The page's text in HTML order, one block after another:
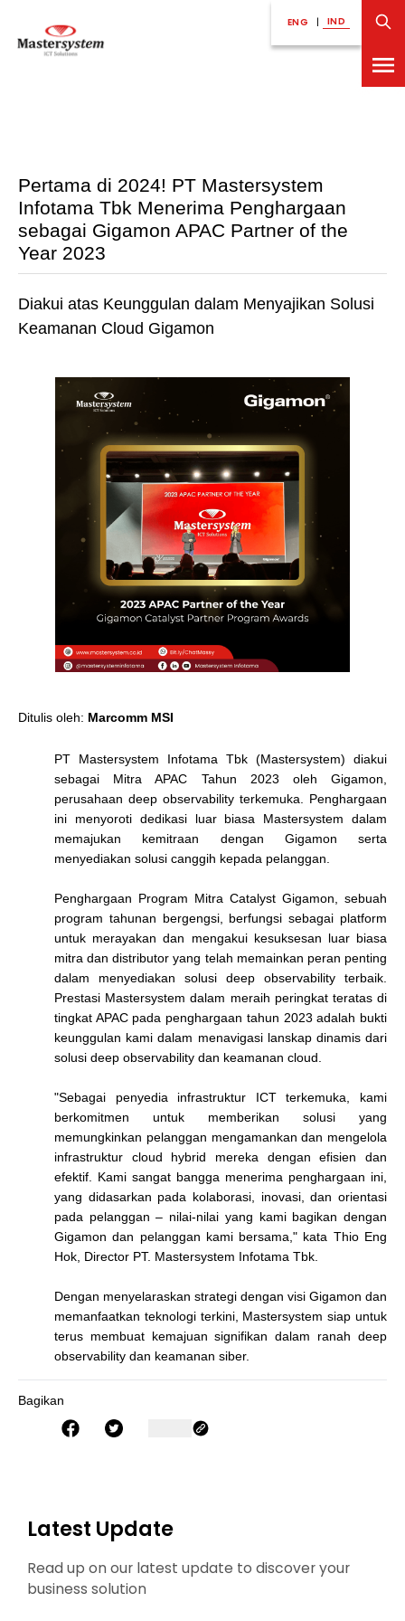
ENG | IND
Pertama di 2024! PT Mastersystem
Infotama Tbk Menerima Penghargaan
sebagai Gigamon APAC Partner of the
Year 2023
Diakui atas Keunggulan dalam Menyajikan Solusi
Keamanan Cloud Gigamon
Ditulis oleh: Marcomm MSI
PT Mastersystem Infotama Tbk (Mastersystem) diakui
sebagai Mitra APAC Tahun 2023 oleh Gigamon,
perusahaan deep observability terkemuka. Penghargaan
ini menyoroti dedikasi luar biasa Mastersystem dalam
memajukan kemitraan dengan Gigamon serta
menyediakan solusi canggih kepada pelanggan.
Penghargaan Program Mitra Catalyst Gigamon, sebuah
program tahunan bergengsi, berfungsi sebagai platform
untuk merayakan dan mengakui kesuksesan luar biasa
mitra dan distributor yang telah memainkan peran penting
dalam menyediakan solusi deep observability terbaik.
Prestasi Mastersystem dalam meraih peringkat teratas di
tingkat APAC pada penghargaan tahun 2023 adalah bukti
keunggulan kami dalam menavigasi lanskap dinamis dari
solusi deep observability dan keamanan cloud.
"Sebagai penyedia infrastruktur ICT terkemuka, kami
berkomitmen untuk memberikan solusi yang
memungkinkan pelanggan mengamankan dan mengelola
infrastruktur cloud hybrid mereka dengan efisien dan
efektif. Kami sangat bangga menerima penghargaan ini,
yang didasarkan pada kolaborasi, inovasi, dan orientasi
pada pelanggan – nilai-nilai yang kami bagikan dengan
Gigamon dan pelanggan kami bersama," kata Thio Eng
Hok, Director PT. Mastersystem Infotama Tbk.
Dengan menyelaraskan strategi dengan visi Gigamon dan
memanfaatkan teknologi terkini, Mastersystem siap untuk
terus membuat kemajuan signifikan dalam ranah deep
observability dan keamanan siber.
Bagikan
Latest Update
Read up on our latest update to discover your
business solution